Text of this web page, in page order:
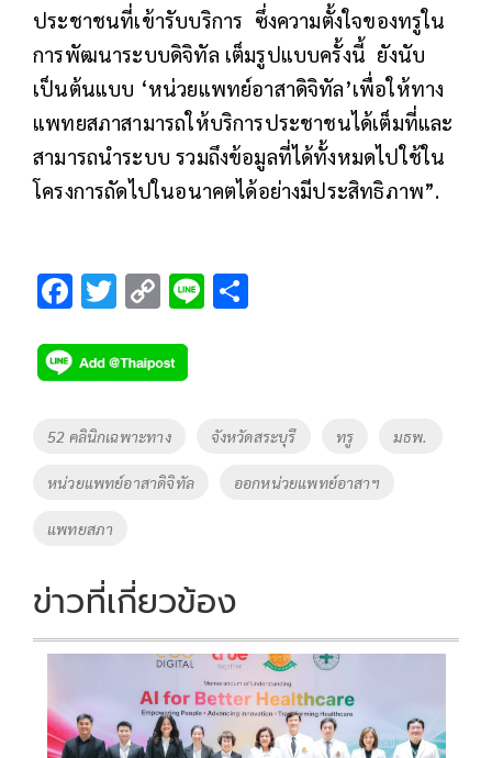
ประชาชนที่เข้ารับบริการ ซึ่งความตั้งใจของทรูใน
การพัฒนาระบบดิจิทัล เต็มรูปแบบครั้งนี้ ยังนับ
เป็นต้นแบบ ‘หน่วยแพทย์อาสาดิจิทัล’เพื่อให้ทาง
แพทยสภาสามารถให้บริการประชาชนได้เต็มที่และ
สามารถนำระบบ รวมถึงข้อมูลที่ได้ทั้งหมดไปใช้ใน
โครงการถัดไปในอนาคตได้อย่างมีประสิทธิภาพ”.
F
e
b
o
k
T
tt
er
C
p
y
Li
n
k
Li
Tags
52 คลินิกเฉพาะทาง จังหวัดสระบุรี ทรู มธพ.
หน่วยแพทย์อาสาดิจิทัล ออกหน่วยแพทย์อาสาฯ
แพทยสภา
ข่าวที่เกี่ยวข้อง